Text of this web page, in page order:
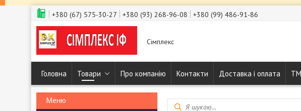
+380 (67) 575-30-27 +380 (93) 268-96-08 +380 (99) 486-91-86
Сімплекс
Головна Товари Про компанію Контакти Доставка і оплата ТМ